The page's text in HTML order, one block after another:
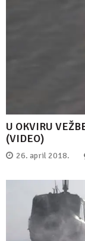
U OKVIRU
(VIDEO)
26. april 2018.